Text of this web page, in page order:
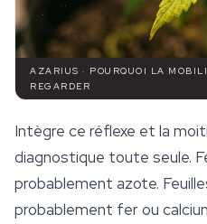
AZARIUS · POURQUOI LA
REGARDER
Intègre ce réflexe et la
diagnostique toute seule.
probablement azote.
probablement fer ou